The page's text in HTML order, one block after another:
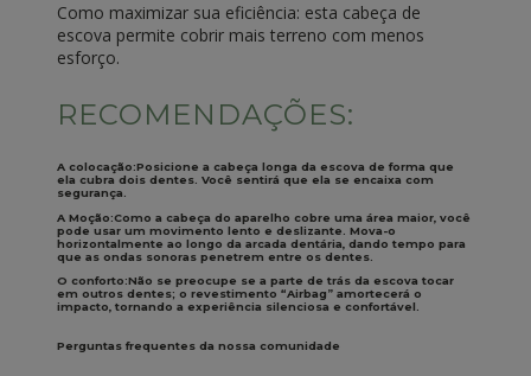
Como maximizar sua eficiência: esta cabeça de
escova permite cobrir mais terreno com menos
esforço.
RECOMENDAÇÕES:
A colocação:Posicione a cabeça longa da escova de forma que
ela cubra dois dentes. Você sentirá que ela se encaixa com
segurança.
A Moção:Como a cabeça do aparelho cobre uma área maior, você
pode usar um movimento lento e deslizante. Mova-o
horizontalmente ao longo da arcada dentária, dando tempo para
que as ondas sonoras penetrem entre os dentes.
O conforto:Não se preocupe se a parte de trás da escova tocar
em outros dentes; o revestimento “Airbag” amortecerá o
impacto, tornando a experiência silenciosa e confortável.
Perguntas frequentes da nossa comunidade